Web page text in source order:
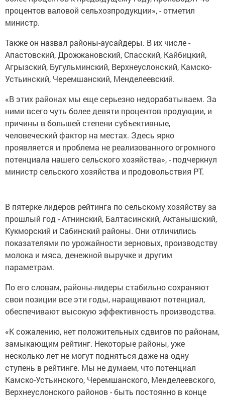
процентов валовой сельхозпродукции», - отметил
министр.
Также он назвал районы-аусайдеры. В их числе -
Апастовский, Дрожжановский, Спасский, Кайбицкий,
Агрызский, Бугульминский, Верхнеуслонский, Камско-
Устьинский, Черемшанский, Менделеевский.
«В этих районах мы еще серьезно недорабатываем. За
ними всего чуть более девяти процентов продукции, и
причины в большей степени субъективные,
человеческий фактор на местах. Здесь ярко
проявляется и проблема не реализованного огромного
потенциала нашего сельского хозяйства», - подчеркнул
министр сельского хозяйства и продовольствия РТ.
В пятерке лидеров рейтинга по сельскому хозяйству за
прошлый год - Атнинский, Балтасинский, Актанышский,
Кукморский и Сабинский районы. Они отличились
показателями по урожайности зерновых, производству
молока и мяса, денежной выручке и другим
параметрам.
По его словам, районы-лидеры стабильно сохраняют
свои позиции все эти годы, наращивают потенциал,
обеспечивают высокую эффективность производства.
«К сожалению, нет положительных сдвигов по районам,
замыкающим рейтинг. Некоторые районы, уже
несколько лет не могут подняться даже на одну
ступень в рейтинге. Мы не думаем, что потенциал
Камско-Устьинского, Черемшанского, Менделеевского,
Верхнеуслонского районов - быть постоянно в конце